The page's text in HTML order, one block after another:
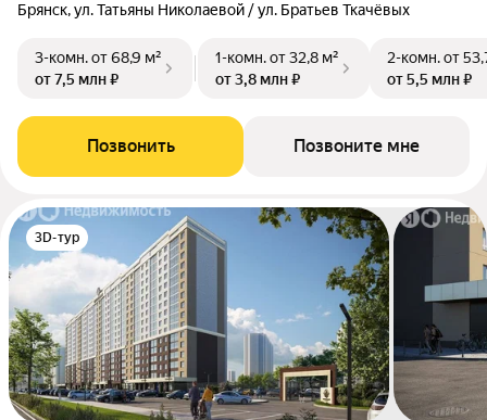
Брянск, ул. Татьяны Николаевой / ул. Братьев Ткачёвых
3-комн.от 68,9 м²
от 7,5 млн ₽
1-комн.от 32,8 м²
от 3,8 млн ₽
2-комн.от
от 5,5 млн ₽
Позвонить Позвоните мне
3D-тур